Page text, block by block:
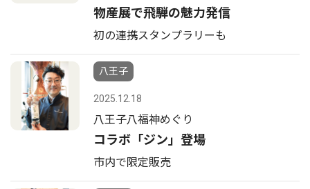
物産展で飛騨の魅力発信
初の連携スタンプラリーも
八王子
2025.12.18
八王子八福神めぐり
コラボ「ジン」登場
市内で限定販売